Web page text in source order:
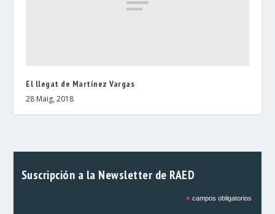
El llegat de Martínez Vargas
28 Maig, 2018
Suscripción a la Newsletter de RAED
*campos obligatorios